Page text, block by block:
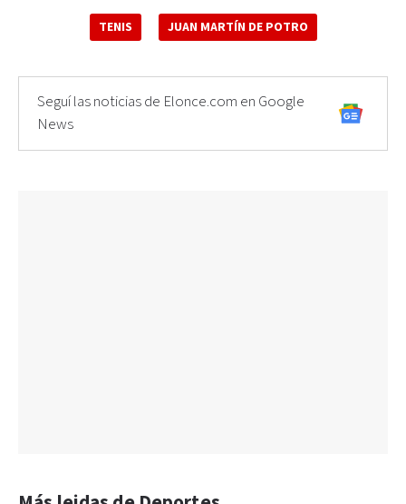
TENIS JUAN MARTÍN DE POTRO
Seguí las noticias de Elonce.com en Google
News